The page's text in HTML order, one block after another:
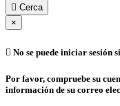
 Cerca
×
 No se puede iniciar sesión
Por favor, compruebe su
información de su correo